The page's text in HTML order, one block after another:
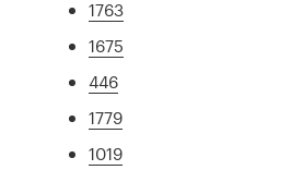
1763
1675
446
1779
1019